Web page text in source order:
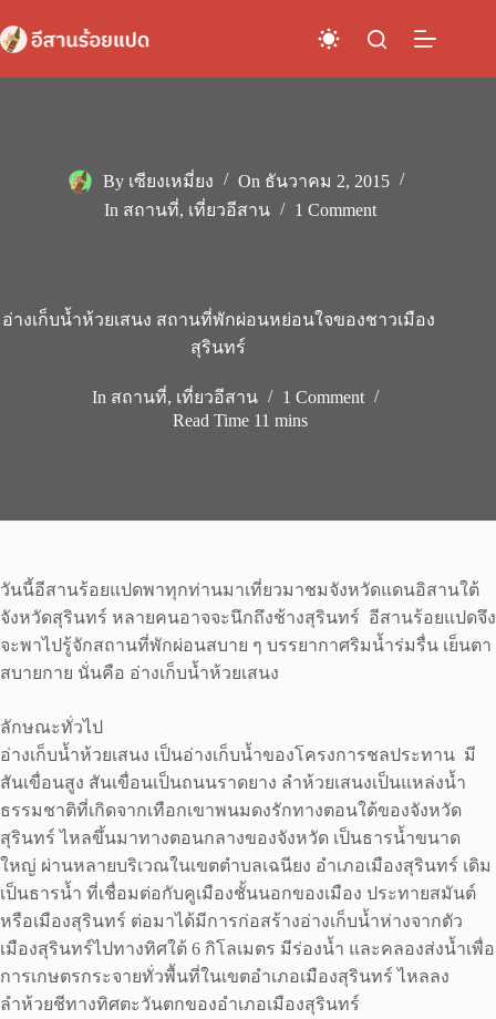
to
content
By เซียงเหมี่ยง On ธันวาคม 2, 2015
In สถานที่, เที่ยวอีสาน 1 Comment
อ่างเก็บน้ำห้วยเสนง สถานที่พักผ่อนหย่อนใจของชาวเมือง
สุรินทร์
In สถานที่, เที่ยวอีสาน
1 Comment
Read Time 11 mins
วันนี้อีสานร้อยแปดพาทุกท่านมาเที่ยวมาชมจังหวัดแดนอิสานใต้
จังหวัดสุรินทร์ หลายคนอาจจะนึกถึงช้างสุรินทร์ อีสานร้อยแปดจึง
จะพาไปรู้จักสถานที่พักผ่อนสบาย ๆ บรรยากาศริมน้ำร่มรื่น เย็นตา
สบายกาย นั่นคือ อ่างเก็บน้ำห้วยเสนง
ลักษณะทั่วไป
อ่างเก็บน้ำห้วยเสนง เป็นอ่างเก็บน้ำของโครงการชลประทาน มี
สันเขื่อนสูง สันเขื่อนเป็นถนนราดยาง ลำห้วยเสนงเป็นแหล่งน้ำ
ธรรมชาติที่เกิดจากเทือกเขาพนมดงรักทางตอนใต้ของจังหวัด
สุรินทร์ ไหลขึ้นมาทางตอนกลางของจังหวัด เป็นธารน้ำขนาด
ใหญ่ ผ่านหลายบริเวณในเขตตำบลเฉนียง อำเภอเมืองสุรินทร์ เดิม
เป็นธารน้ำ ที่เชื่อมต่อกับคูเมืองชั้นนอกของเมือง ประทายสมันต์
หรือเมืองสุรินทร์ ต่อมาได้มีการก่อสร้างอ่างเก็บน้ำห่างจากตัว
เมืองสุรินทร์ไปทางทิศใต้ 6 กิโลเมตร มีร่องน้ำ และคลองส่งน้ำเพื่อ
การเกษตรกระจายทั่วพื้นที่ในเขตอำเภอเมืองสุรินทร์ ไหลลง
ลำห้วยชีทางทิศตะวันตกของอำเภอเมืองสุรินทร์